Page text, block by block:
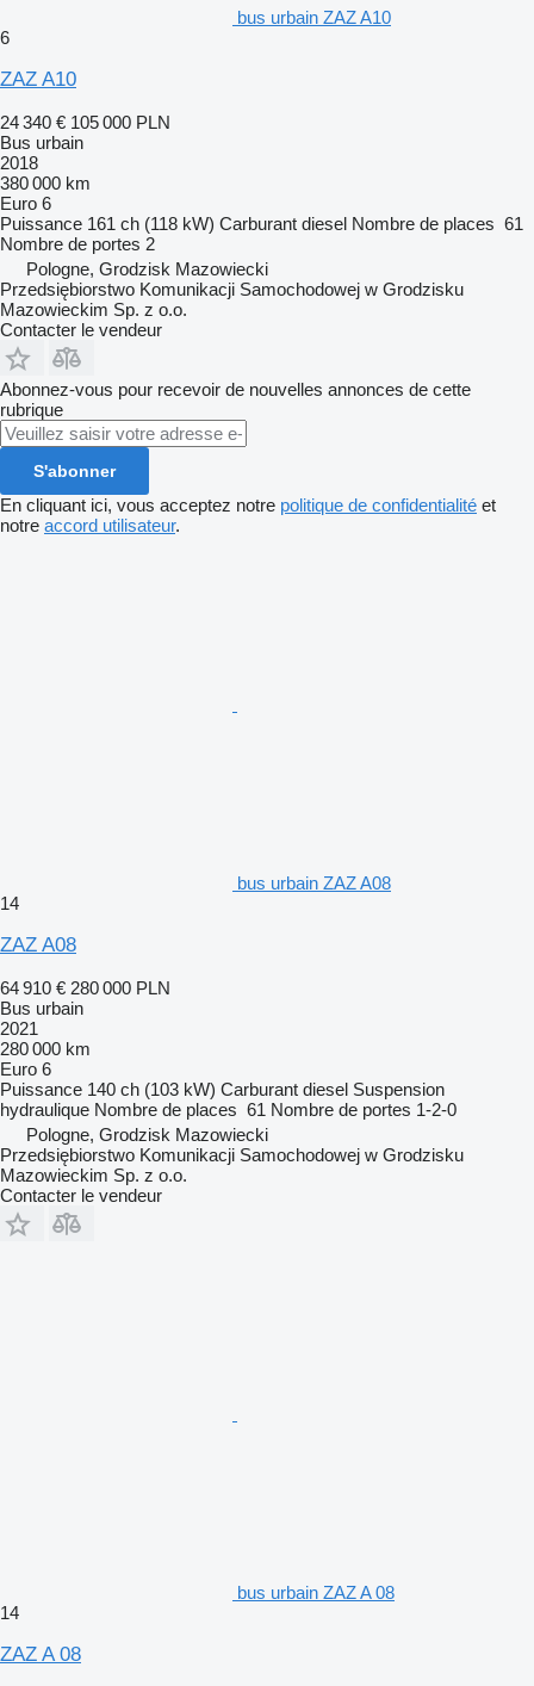
bus urbain ZAZ A10
6
ZAZ A10
24 340 € 105 000 PLN
Bus urbain
2018
380 000 km
Euro 6
Puissance 161 ch (118 kW) Carburant diesel Nombre de places 61
Nombre de portes 2
Pologne, Grodzisk Mazowiecki
Przedsiębiorstwo Komunikacji Samochodowej w Grodzisku
Mazowieckim Sp. z o.o.
Contacter le vendeur
Abonnez-vous pour recevoir de nouvelles annonces de cette
rubrique
S'abonner
En cliquant ici, vous acceptez notre politique de confidentialité et
notre accord utilisateur.
bus urbain ZAZ A08
14
ZAZ A08
64 910 € 280 000 PLN
Bus urbain
2021
280 000 km
Euro 6
Puissance 140 ch (103 kW) Carburant diesel Suspension
hydraulique Nombre de places 61 Nombre de portes 1-2-0
Pologne, Grodzisk Mazowiecki
Przedsiębiorstwo Komunikacji Samochodowej w Grodzisku
Mazowieckim Sp. z o.o.
Contacter le vendeur
bus urbain ZAZ A 08
14
ZAZ A 08